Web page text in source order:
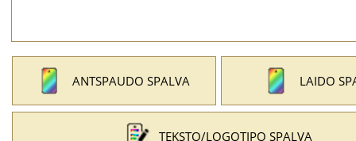
ANTSPAUDO SPALVA LAIDO
TEKSTO/LOGOTIPO SPALVA